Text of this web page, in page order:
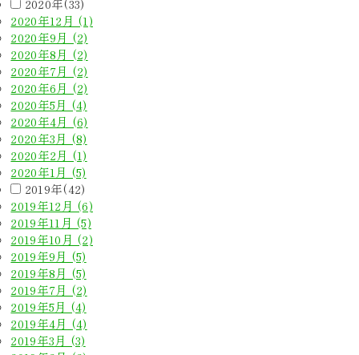
2020年(33)
2020年12月 (1)
2020年9月 (2)
2020年8月 (2)
2020年7月 (2)
2020年6月 (2)
2020年5月 (4)
2020年4月 (6)
2020年3月 (8)
2020年2月 (1)
2020年1月 (5)
2019年(42)
2019年12月 (6)
2019年11月 (5)
2019年10月 (2)
2019年9月 (5)
2019年8月 (5)
2019年7月 (2)
2019年5月 (4)
2019年4月 (4)
2019年3月 (3)